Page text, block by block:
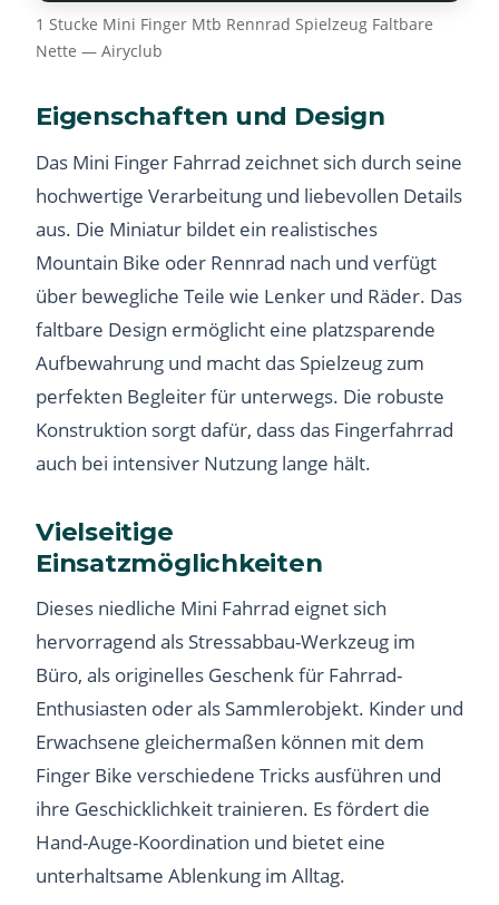
1 Stucke Mini Finger Mtb Rennrad Spielzeug Faltbare
Nette — Airyclub
Eigenschaften und Design
Das Mini Finger Fahrrad zeichnet sich durch seine
hochwertige Verarbeitung und liebevollen Details
aus. Die Miniatur bildet ein realistisches
Mountain Bike oder Rennrad nach und verfügt
über bewegliche Teile wie Lenker und Räder. Das
faltbare Design ermöglicht eine platzsparende
Aufbewahrung und macht das Spielzeug zum
perfekten Begleiter für unterwegs. Die robuste
Konstruktion sorgt dafür, dass das Fingerfahrrad
auch bei intensiver Nutzung lange hält.
Vielseitige
Einsatzmöglichkeiten
Dieses niedliche Mini Fahrrad eignet sich
hervorragend als Stressabbau-Werkzeug im
Büro, als originelles Geschenk für Fahrrad-
Enthusiasten oder als Sammlerobjekt. Kinder und
Erwachsene gleichermaßen können mit dem
Finger Bike verschiedene Tricks ausführen und
ihre Geschicklichkeit trainieren. Es fördert die
Hand-Auge-Koordination und bietet eine
unterhaltsame Ablenkung im Alltag.